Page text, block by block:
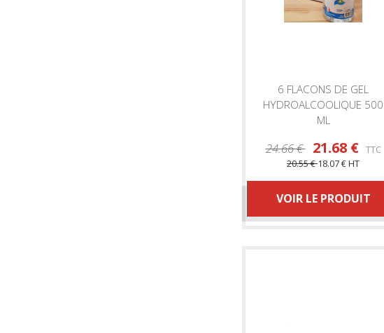
6 FLACONS DE GEL
HYDROALCOOLIQUE 500
ML
24.66 € 21.68 € TTC
20.55 €18.07 €HT
VOIR LE PRODUIT